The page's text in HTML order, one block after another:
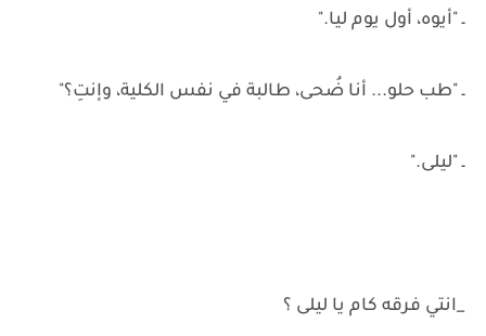
ـ "أيوه، أول يوم ليا."
ـ "طب حلو... أنا ضُحى، طالبة في نفس الكلية، وإنتِ؟"
ـ "ليلى."
_انتي فرقه كام يا ليلى ؟